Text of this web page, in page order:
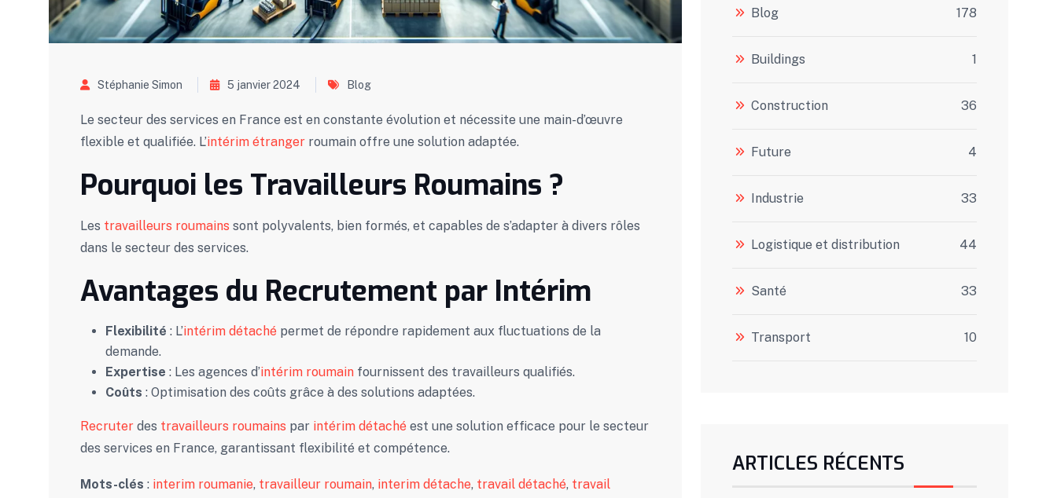
Stéphanie Simon 5 janvier 2024 Blog
Le secteur des services en France est en constante évolution et nécessite une main-d’œuvre
flexible et qualifiée. L’intérim étranger roumain offre une solution adaptée.
Pourquoi les Travailleurs Roumains ?
Les travailleurs roumains sont polyvalents, bien formés, et capables de s’adapter à divers rôles
dans le secteur des services.
Avantages du Recrutement par Intérim
Flexibilité : L’intérim détaché permet de répondre rapidement aux fluctuations de la
demande.
Expertise : Les agences d’intérim roumain fournissent des travailleurs qualifiés.
Coûts : Optimisation des coûts grâce à des solutions adaptées.
Recruter des travailleurs roumains par intérim détaché est une solution efficace pour le secteur
des services en France, garantissant flexibilité et compétence.
Mots-clés : interim roumanie, travailleur roumain, interim détache, travail détaché, travail
Blog 178
Buildings 1
Construction 36
Future 4
Industrie 33
Logistique et distribution 44
Santé 33
Transport 10
ARTICLES RÉCENTS